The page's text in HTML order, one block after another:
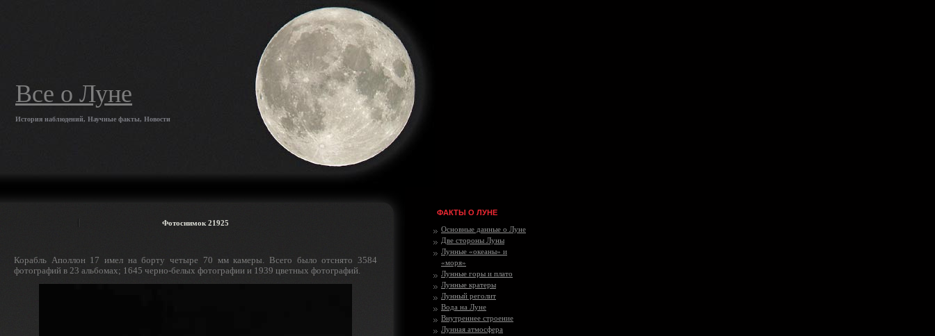
Все о Луне
История наблюдений, Научные факты, Новости
Фотоснимок 21925
Корабль Аполлон 17 имел на борту четыре 70 мм камеры. Всего было отснято 3584
фотографий в 23 альбомах; 1645 черно-белых фотографии и 1939 цветных фотографий.
ФАКТЫ О ЛУНЕ
Основные данные о Луне
Две стороны Луны
Лунные «океаны» и
«моря»
Лунные горы и плато
Лунные кратеры
Лунный реголит
Вода на Луне
Внутреннее строение
Лунная атмосфера